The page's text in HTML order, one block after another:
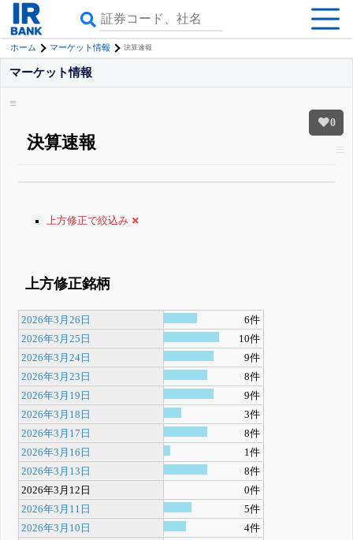
ホーム マーケット情報 決算速報
0
マーケット情報
決算速報
登録すると永久30%OFFと米株版の先行利用も付きます
上方修正で絞込み
上方修正銘柄
2026年3月26日
6件
2026年3月25日
10件
2026年3月24日
9件
2026年3月23日
8件
2026年3月19日
9件
2026年3月18日
3件
2026年3月17日
8件
2026年3月16日
1件
2026年3月13日
8件
2026年3月12日
0件
2026年3月11日
5件
2026年3月10日
4件